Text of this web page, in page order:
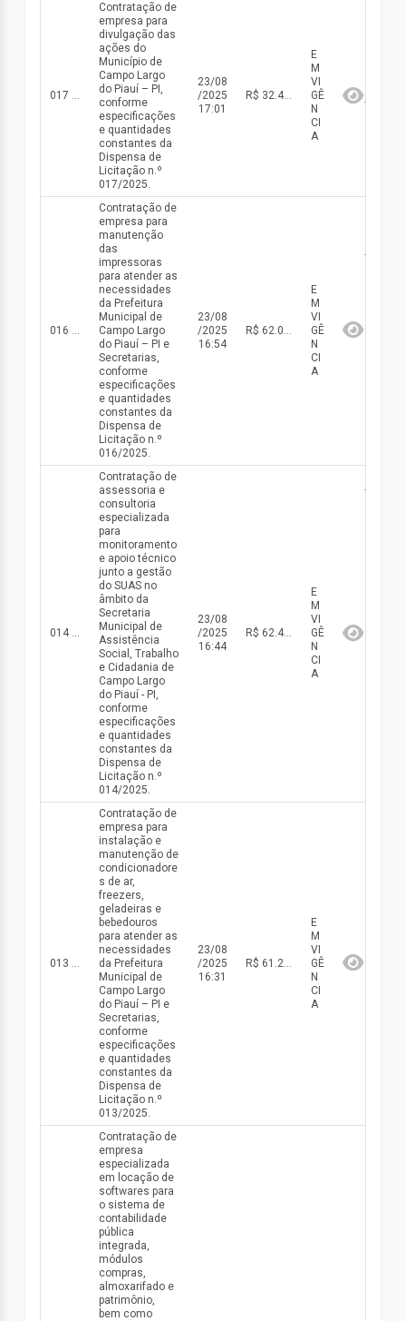
017 DISP/2025
Contratação de
empresa para
divulgação das
ações do
Município de
Campo Largo
do Piauí – PI,
conforme
especificações
e quantidades
constantes da
Dispensa de
Licitação n.º
017/2025.
23/08
/2025
17:01
R$ 32.400,00(valor inicial) R$ 32.400,00(valor atualizado)
E
M
VI
GÊ
N
CI
A
016 DISP/2025
Contratação de
empresa para
manutenção
das
impressoras
para atender as
necessidades
da Prefeitura
Municipal de
Campo Largo
do Piauí – PI e
Secretarias,
conforme
especificações
e quantidades
constantes da
Dispensa de
Licitação n.º
016/2025.
23/08
/2025
16:54
R$ 62.000,00(valor inicial) R$ 62.000,00(valor atualizado)
E
M
VI
GÊ
N
CI
A
014 DISP/2025
Contratação de
assessoria e
consultoria
especializada
para
monitoramento
e apoio técnico
junto a gestão
do SUAS no
âmbito da
Secretaria
Municipal de
Assistência
Social, Trabalho
e Cidadania de
Campo Largo
do Piauí - PI,
conforme
especificações
e quantidades
constantes da
Dispensa de
Licitação n.º
014/2025.
23/08
/2025
16:44
R$ 62.400,00(valor inicial) R$ 62.400,00(valor atualizado)
E
M
VI
GÊ
N
CI
A
013 DISP/2025
Contratação de
empresa para
instalação e
manutenção de
condicionadore
s de ar,
freezers,
geladeiras e
bebedouros
para atender as
necessidades
da Prefeitura
Municipal de
Campo Largo
do Piauí – PI e
Secretarias,
conforme
especificações
e quantidades
constantes da
Dispensa de
Licitação n.º
013/2025.
23/08
/2025
16:31
R$ 61.250,00(valor inicial) R$ 61.250,00(valor atualizado)
E
M
VI
GÊ
N
CI
A
Contratação de
empresa
especializada
em locação de
softwares para
o sistema de
contabilidade
pública
integrada,
módulos
compras,
almoxarifado e
patrimônio,
bem como